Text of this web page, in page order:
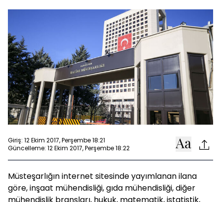
Giriş: 12 Ekim 2017, Perşembe 18:21
Güncelleme: 12 Ekim 2017, Perşembe 18:22
Müsteşarlığın internet sitesinde yayımlanan ilana
göre, inşaat mühendisliği, gıda mühendisliği, diğer